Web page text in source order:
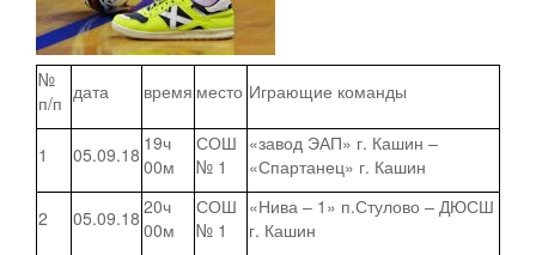
№
п/п дата время место Играющие команды
1 05.09.18 19ч
00м
СОШ
№ 1
«завод ЭАП» г. Кашин –
«Спартанец» г. Кашин
2 05.09.18 20ч
00м
СОШ
№ 1
«Нива – 1» п.Стулово – ДЮСШ
г. Кашин